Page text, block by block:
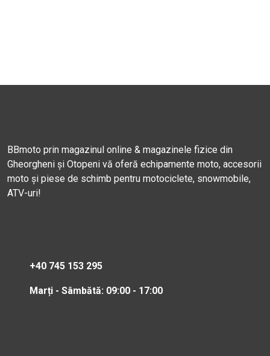
BBmoto prin magazinul online & magazinele fizice din
Gheorgheni și Otopeni vă oferă echipamente moto, accesorii
moto și piese de schimb pentru motociclete, snowmobile,
ATV-uri!
+40 745 153 295
Marți - Sâmbătă: 09:00 - 17:00